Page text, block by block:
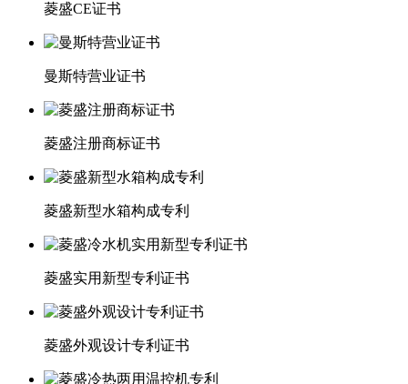
菱盛CE证书
曼斯特营业证书
菱盛注册商标证书
菱盛新型水箱构成专利
菱盛实用新型专利证书
菱盛外观设计专利证书